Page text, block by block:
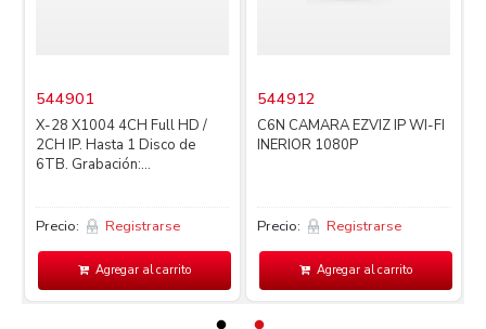
544901
X-28 X1004 4CH Full HD /
2CH IP. Hasta 1 Disco de
6TB. Grabación:...
Precio: Registrarse
Agregar al carrito
544912
C6N CAMARA EZVIZ IP WI-FI
INERIOR 1080P
Precio: Registrarse
Agregar al carrito